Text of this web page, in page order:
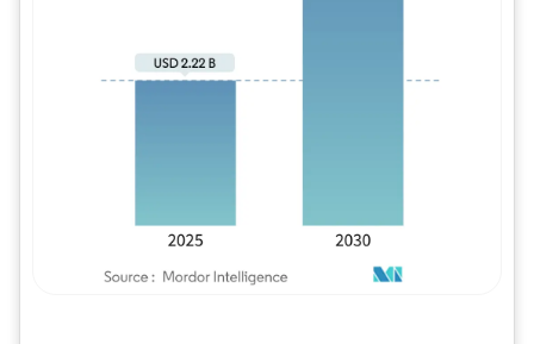
Imagem © Mordor Intelligence. O reuso